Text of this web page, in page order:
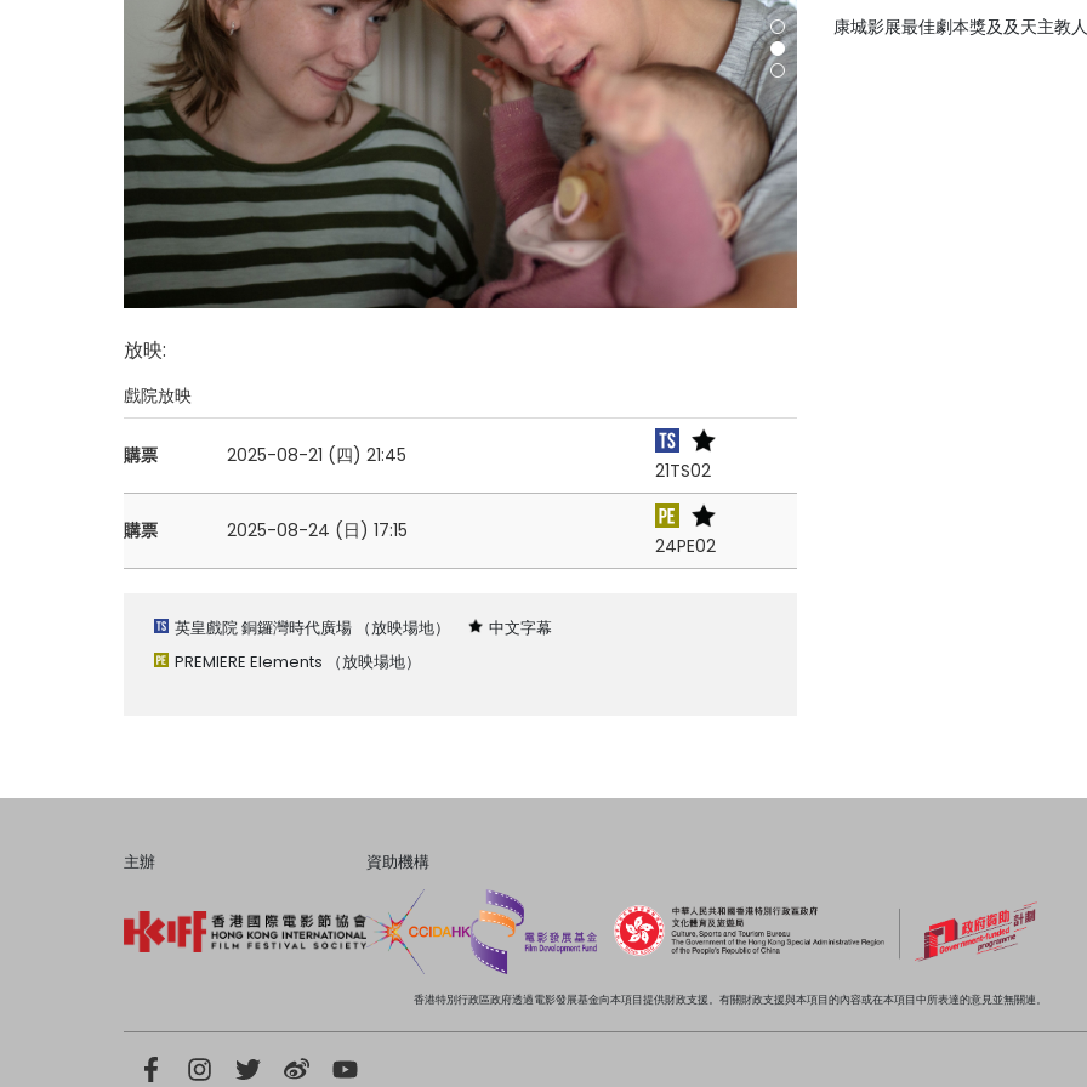
康城影展最佳劇本獎及及天主教
放映:
戲院放映
購票 2025-08-21 (四) 21:45
21TS02
購票 2025-08-24 (日) 17:15
24PE02
英皇戲院 銅鑼灣時代廣場 （放映場地）
PREMIERE Elements （放映場地）
中文字幕
主辦 資助機構
香港特別行政區政府透過電影發展基金向本項目提供財政支援。有關財政支援與本項目的內容或在本項目中所表達的意見並無關連。